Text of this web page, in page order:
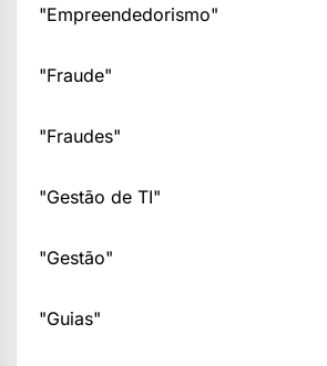
"Empreendedorismo"
"Fraude"
"Fraudes"
"Gestão de TI"
"Gestão"
"Guias"